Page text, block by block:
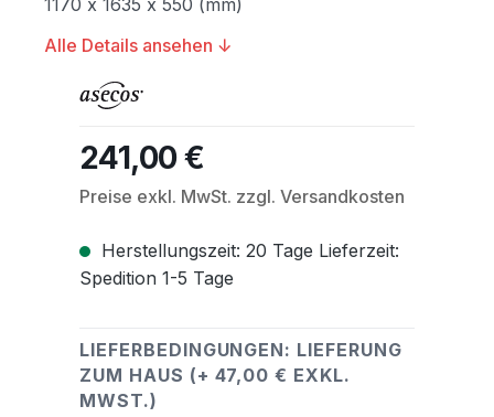
1170 x 1635 x 550 (mm)
Alle Details ansehen ↓
Regulärer Preis:
241,00 €
Preise exkl. MwSt. zzgl. Versandkosten
Herstellungszeit: 20 Tage Lieferzeit:
Spedition 1-5 Tage
LIEFERBEDINGUNGEN: LIEFERUNG
ZUM HAUS (+ 47,00 € EXKL.
MWST.)